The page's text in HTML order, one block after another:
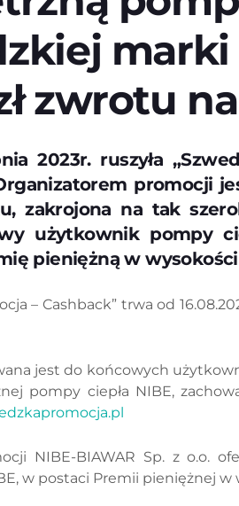
marki
zwrotu
2023r. ruszyła
promocji
zakrojona na tak
użytkownik pompy
pieniężną w wysokości
– Cashback” trwa od
jest do końcowych
pompy ciepła NIBE,
NIBE-BIAWAR Sp. z o.o.
w postaci Premii pieniężnej w